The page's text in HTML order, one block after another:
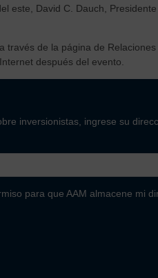
este, David C. Dauch,
de la página de
después del evento.
inversionistas, ingrese su
para que AAM almacene mi